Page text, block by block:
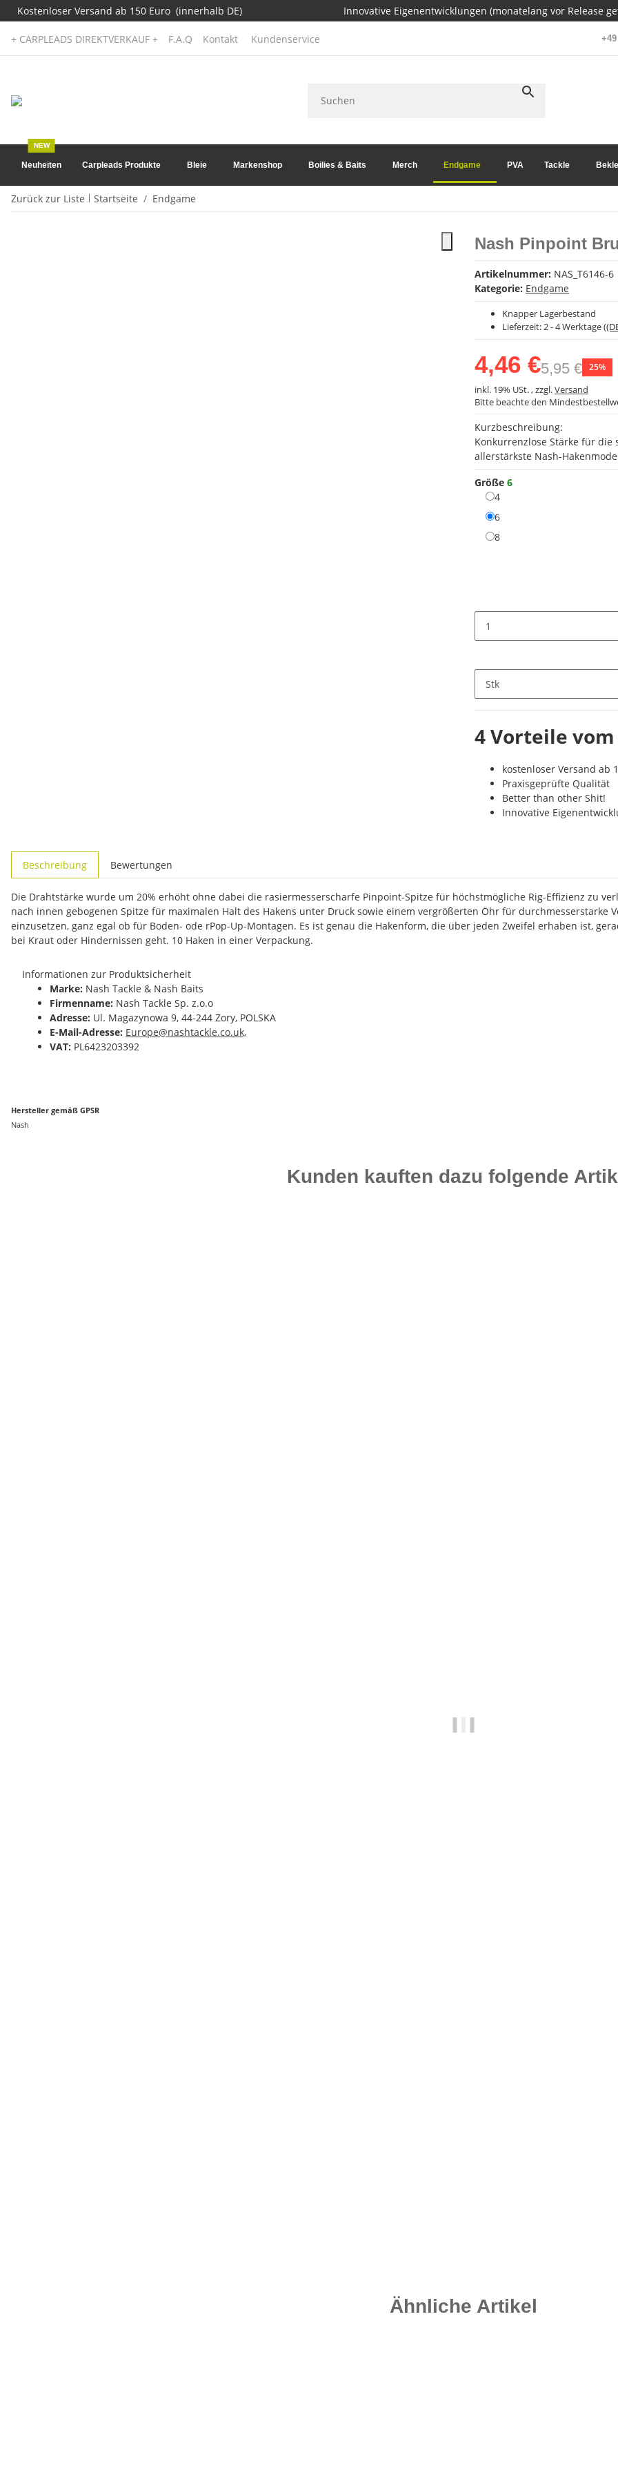
Kostenloser Versand ab 150 Euro (innerhalb DE) Innovative Eigenentwicklungen (monatelang vor Release
+ CARPLEADS DIREKTVERKAUF + F.A.Q Kontakt Kundenservice
Neuheiten
NEW
Carpleads Produkte Bleie Markenshop Boilies & Baits Merch Endgame PVA Tackle
Zurück zur Liste Startseite Endgame
Nash Pinpoint
Artikelnummer: NAS_T6146-6
Kategorie: Endgame
Knapper Lagerbestand
Lieferzeit: 2 - 4 Werktage
4,46 €5,95 € 25%
inkl. 19% USt. , zzgl.Versand
Bitte beachte den
Kurzbeschreibung:
Konkurrenzlose Stärke für
allerstärkste Nash-
Größe 6
44
66
88
Stk
4 Vorteile
kostenloser Versand ab
Praxisgeprüfte Qualität
Better than other Shit!
Innovative
Beschreibung Bewertungen
Die Drahtstärke wurde um 20% erhöht ohne dabei die rasiermesserscharfe Pinpoint-Spitze für höchstmögliche Rig-Effizienz zu
nach innen gebogenen Spitze für maximalen Halt des Hakens unter Druck sowie einem vergrößerten Öhr für durchmesserstarke
einzusetzen, ganz egal ob für Boden- ode rPop-Up-Montagen. Es ist genau die Hakenform, die über jeden Zweifel erhaben ist,
bei Kraut oder Hindernissen geht. 10 Haken in einer Verpackung.
Informationen zur Produktsicherheit
Marke: Nash Tackle & Nash Baits
Firmenname: Nash Tackle Sp. z.o.o
Adresse: Ul. Magazynowa 9, 44-244 Zory, POLSKA
E-Mail-Adresse: Europe@nashtackle.co.uk,
VAT: PL6423203392
Hersteller gemäß GPSR
Nash
Kunden kauften dazu folgende
Ähnliche Artikel